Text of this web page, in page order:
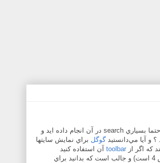
آشنا شده‌ايد و باهاش کار کرده‌ايد و حتما بسياري search در آن انجام داده ايد و
؟ و آيا مي‌دانستيدگوگل براي نمايش سايتها
toolbar آن استفاده کنيد
رنکش 4 است) و جالب است که بدانيد براي